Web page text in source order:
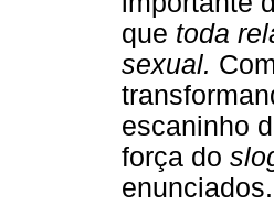
que toda
sexual.
escaninho
força do
enunciados.